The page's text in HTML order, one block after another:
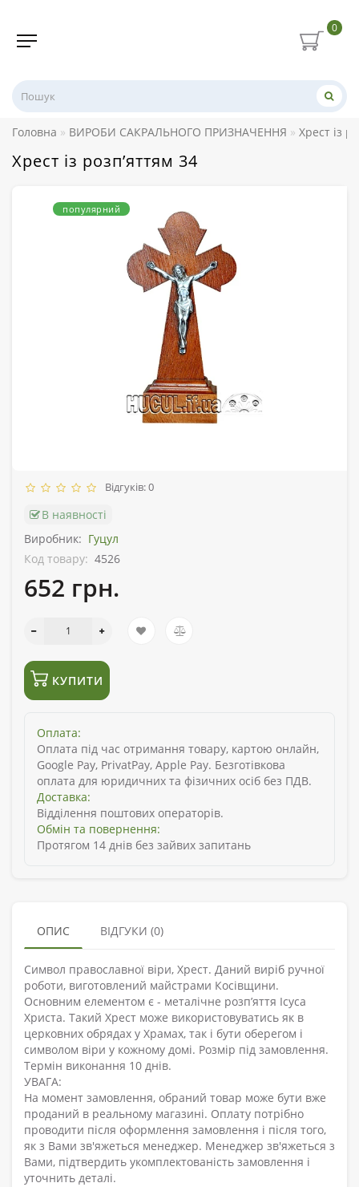
0
Головна ВИРОБИ САКРАЛЬНОГО ПРИЗНАЧЕННЯ Хрест із
Хрест із розп’яттям 34
популярний
Відгуків: 0
В наявності
Виробник: Гуцул
Код товару: 4526
652 грн.
КУПИТИ
Оплата:
Оплата під час отримання товару, картою онлайн,
Google Pay, PrivatPay, Apple Pay. Безготівкова
оплата для юридичних та фізичних осіб без ПДВ.
Доставка:
Відділення поштових операторів.
Обмін та повернення:
Протягом 14 днів без зайвих запитань
ОПИС ВІДГУКИ (0)
Символ православної віри, Хрест. Даний виріб ручної
роботи, виготовлений майстрами Косівщини.
Основним елементом є - металічне розп’яття Ісуса
Христа. Такий Хрест може використовуватись як в
церковних обрядах у Храмах, так і бути оберегом і
символом віри у кожному домі. Розмір під замовлення.
Термін виконання 10 днів.
УВАГА:
На момент замовлення, обраний товар може бути вже
проданий в реальному магазині. Оплату потрібно
проводити після оформлення замовлення і після того,
як з Вами зв'яжеться менеджер. Менеджер зв'яжеться з
Вами, підтвердить укомплектованість замовлення і
уточнить деталі.